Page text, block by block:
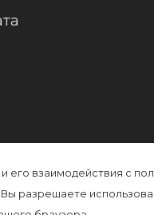
его взаимодействия с
разрешаете